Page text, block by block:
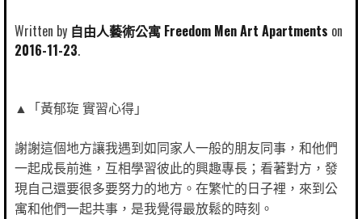
Written by 自由人藝術公寓 Freedom Men Art Apartments
2016-11-23
▲「黃郁琁 實習心得」
謝謝這個地方讓我遇到如同家人一般的朋友同事，和他們
一起成長前進，互相學習彼此的興趣專長；看著對方，發
現自己還要很多要努力的地方。在繁忙的日子裡，來到公
寓和他們一起共事，是我覺得最放鬆的時刻。